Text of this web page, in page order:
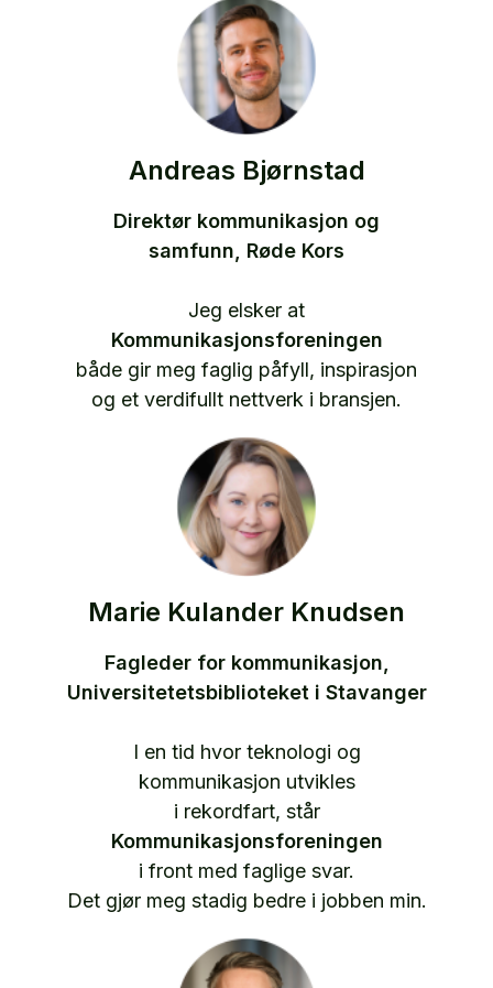
Andreas Bjørnstad
Direktør kommunikasjon og
samfunn, Røde Kors
Jeg elsker at
Kommunikasjonsforeningen
både gir meg faglig påfyll, inspirasjon
og et verdifullt nettverk i bransjen.
Marie Kulander Knudsen
Fagleder for kommunikasjon,
Universitetetsbiblioteket i Stavanger
I en tid hvor teknologi og
kommunikasjon utvikles
i rekordfart, står
Kommunikasjonsforeningen
i front med faglige svar.
Det gjør meg stadig bedre i jobben min.